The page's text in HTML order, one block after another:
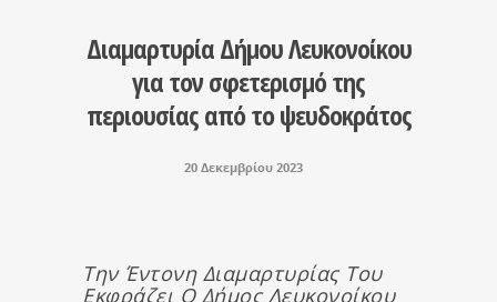
Διαμαρτυρία Δήμου Λευκονοίκου
για τον σφετερισμό της
περιουσίας από το ψευδοκράτος
20 Δεκεμβρίου 2023
Την Έντονη Διαμαρτυρίας Του
Εκφράζει Ο Δήμος Λευκονοίκου